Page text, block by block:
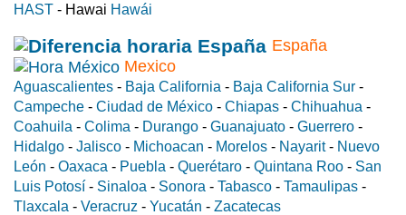
HAST - Hawai Hawái
España
Mexico
Aguascalientes - Baja California - Baja California Sur -
Campeche - Ciudad de México - Chiapas - Chihuahua -
Coahuila - Colima - Durango - Guanajuato - Guerrero -
Hidalgo - Jalisco - Michoacan - Morelos - Nayarit- Nuevo
León - Oaxaca - Puebla - Querétaro - Quintana Roo - San
Luis Potosí - Sinaloa - Sonora - Tabasco - Tamaulipas -
Tlaxcala - Veracruz - Yucatán - Zacatecas